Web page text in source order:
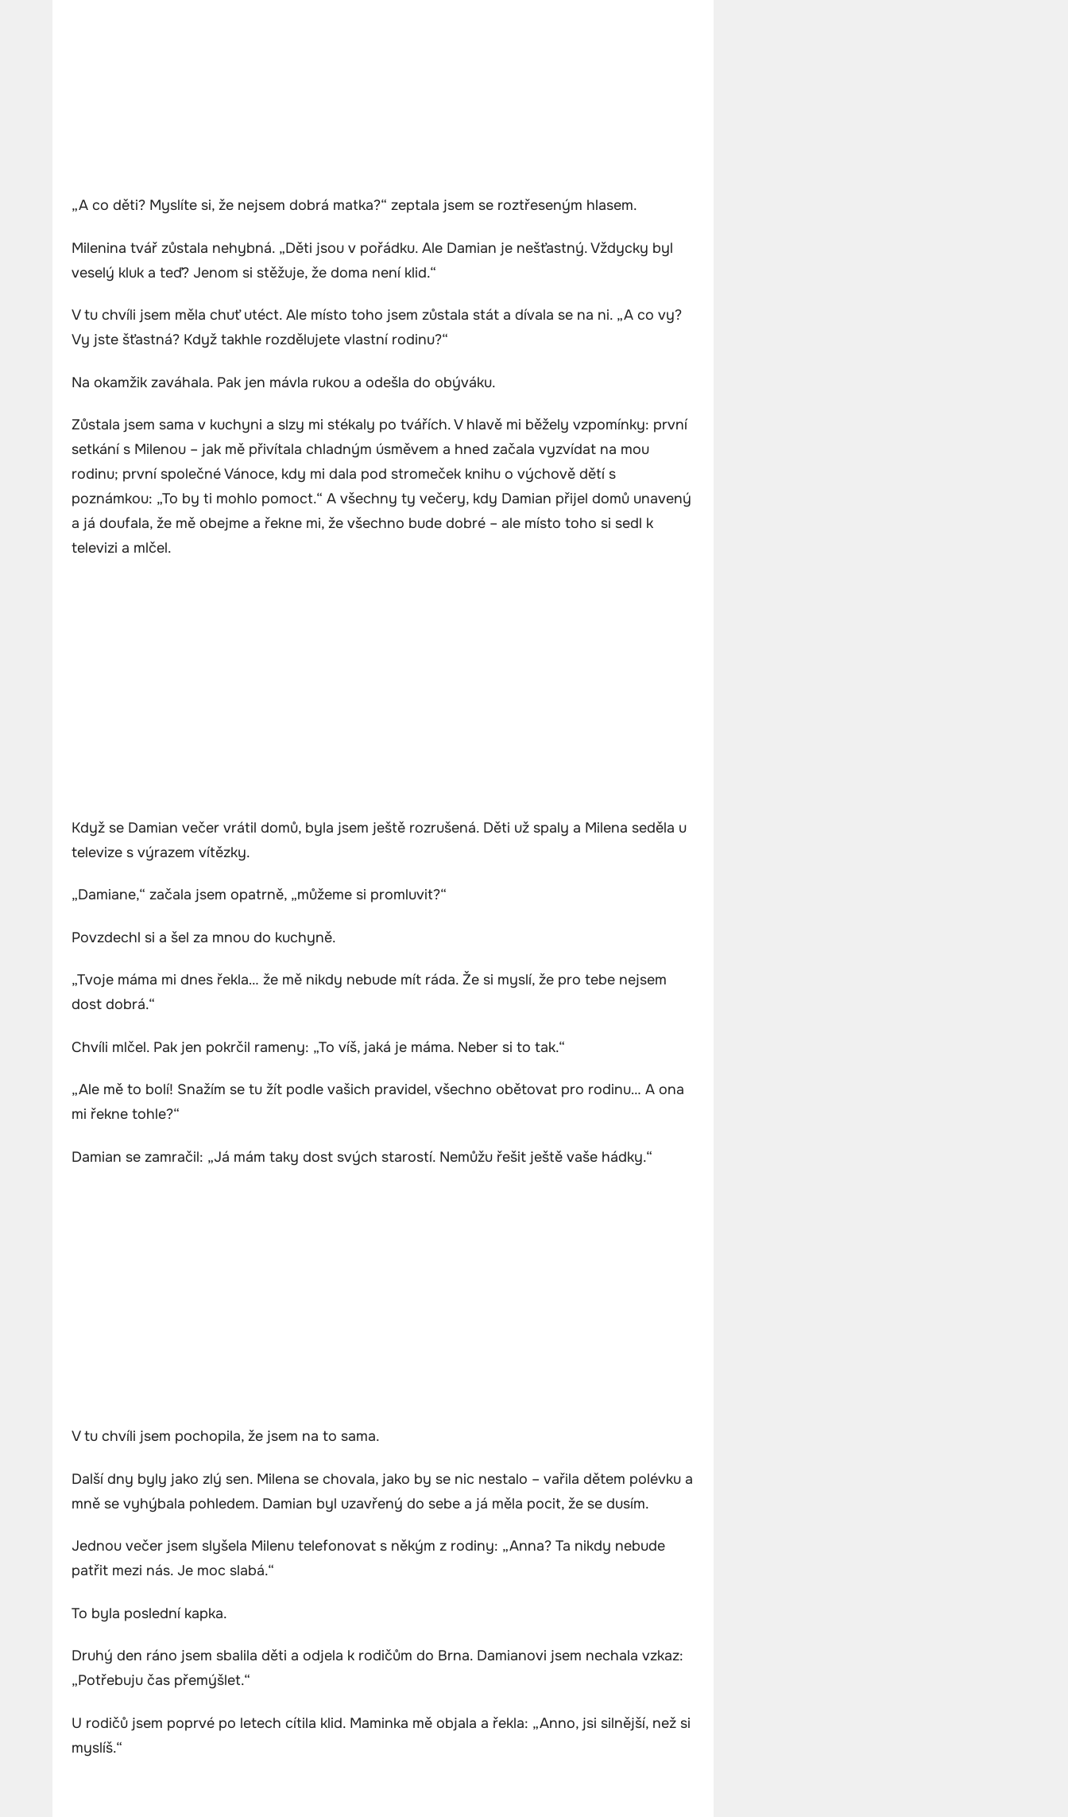
„A co děti? Myslíte si, že nejsem dobrá matka?“ zeptala jsem se roztřeseným hlasem.
Milenina tvář zůstala nehybná. „Děti jsou v pořádku. Ale Damian je nešťastný. Vždycky byl
veselý kluk a teď? Jenom si stěžuje, že doma není klid.“
V tu chvíli jsem měla chuť utéct. Ale místo toho jsem zůstala stát a dívala se na ni. „A co vy?
Vy jste šťastná? Když takhle rozdělujete vlastní rodinu?“
Na okamžik zaváhala. Pak jen mávla rukou a odešla do obýváku.
Zůstala jsem sama v kuchyni a slzy mi stékaly po tvářích. V hlavě mi běžely vzpomínky: první
setkání s Milenou – jak mě přivítala chladným úsměvem a hned začala vyzvídat na mou
rodinu; první společné Vánoce, kdy mi dala pod stromeček knihu o výchově dětí s
poznámkou: „To by ti mohlo pomoct.“ A všechny ty večery, kdy Damian přijel domů unavený
a já doufala, že mě obejme a řekne mi, že všechno bude dobré – ale místo toho si sedl k
televizi a mlčel.
Když se Damian večer vrátil domů, byla jsem ještě rozrušená. Děti už spaly a Milena seděla u
televize s výrazem vítězky.
„Damiane,“ začala jsem opatrně, „můžeme si promluvit?“
Povzdechl si a šel za mnou do kuchyně.
„Tvoje máma mi dnes řekla… že mě nikdy nebude mít ráda. Že si myslí, že pro tebe nejsem
dost dobrá.“
Chvíli mlčel. Pak jen pokrčil rameny: „To víš, jaká je máma. Neber si to tak.“
„Ale mě to bolí! Snažím se tu žít podle vašich pravidel, všechno obětovat pro rodinu… A ona
mi řekne tohle?“
Damian se zamračil: „Já mám taky dost svých starostí. Nemůžu řešit ještě vaše hádky.“
V tu chvíli jsem pochopila, že jsem na to sama.
Další dny byly jako zlý sen. Milena se chovala, jako by se nic nestalo – vařila dětem polévku a
mně se vyhýbala pohledem. Damian byl uzavřený do sebe a já měla pocit, že se dusím.
Jednou večer jsem slyšela Milenu telefonovat s někým z rodiny: „Anna? Ta nikdy nebude
patřit mezi nás. Je moc slabá.“
To byla poslední kapka.
Druhý den ráno jsem sbalila děti a odjela k rodičům do Brna. Damianovi jsem nechala vzkaz:
„Potřebuju čas přemýšlet.“
U rodičů jsem poprvé po letech cítila klid. Maminka mě objala a řekla: „Anno, jsi silnější, než si
myslíš.“